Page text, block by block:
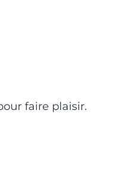
faire plaisir.